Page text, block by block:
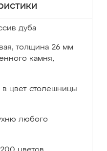
дуба
толщина 26 мм
камня,
цвет столешницы
любого